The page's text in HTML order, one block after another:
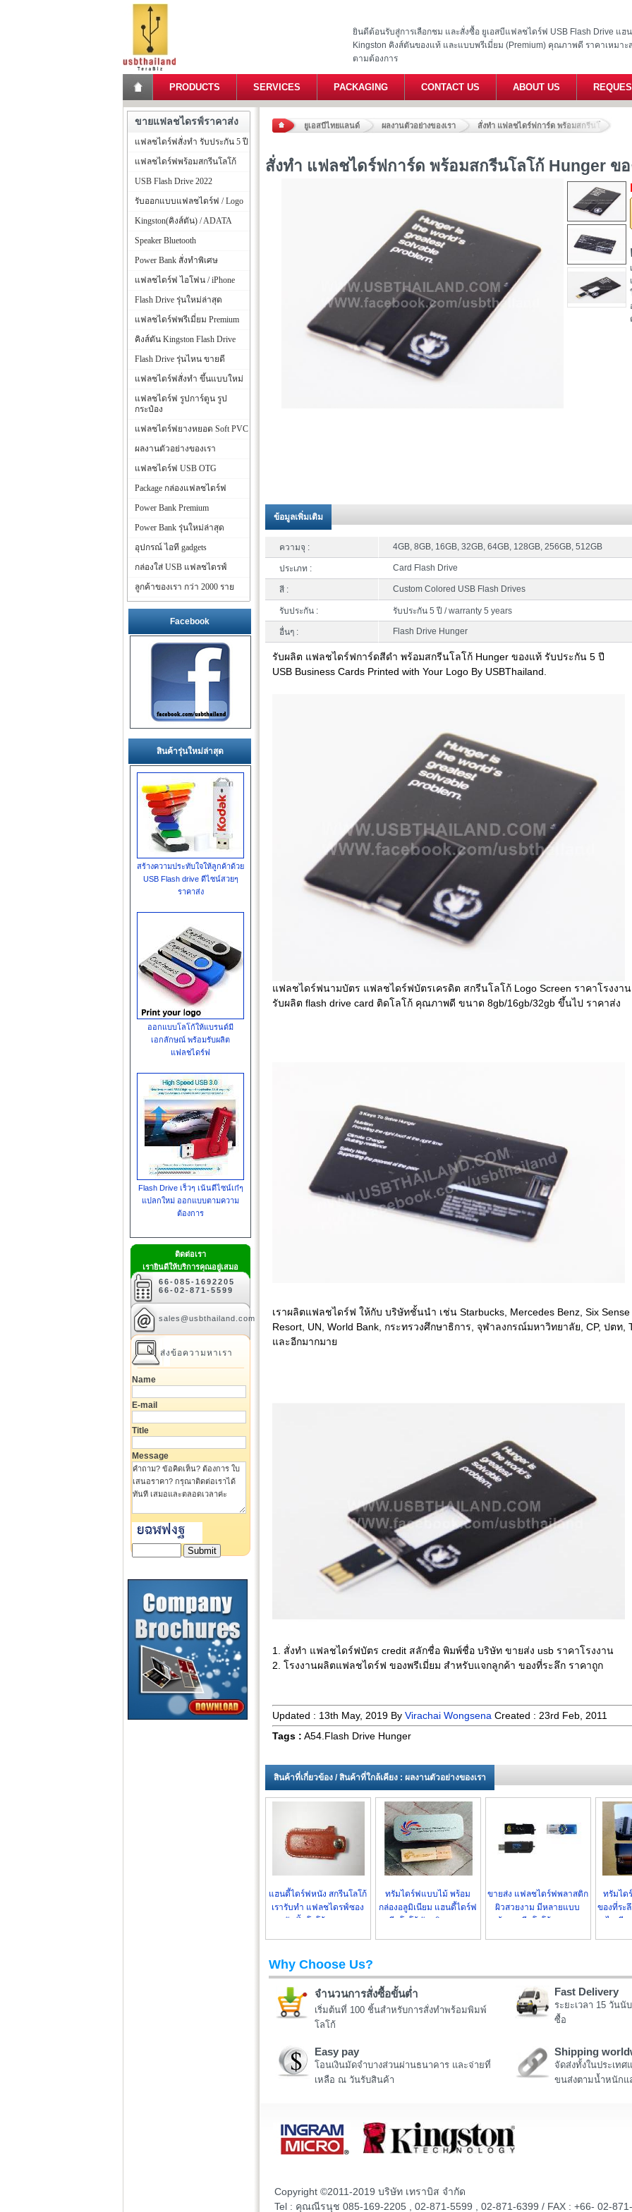
ยินดีต้อนรับสู่การเลือกชม และสั่งซื้อ ยูเอสบีแฟลชไดร์ฟ USB Flash Drive แฮ
Kingston คิงส์ตันของแท้ และแบบพรีเมี่ยม (Premium) คุณภาพดี ราคาเหมา
ตามต้องการ
PRODUCTS SERVICES PACKAGING CONTACT US ABOUT US
ยูเอสบีไทยแลนด์ ผลงานตัวอย่างของเรา สั่งทำ แฟลชไดร์ฟการ์ด พร้อมสกรีนโลโก้
สั่งทำ แฟลชไดร์ฟการ์ด พร้อมสกรีนโลโก้ Hunger ข
ข้อมูลเพิ่มเติม
ความจุ : 4GB, 8GB, 16GB, 32GB, 64GB, 128GB, 256GB, 512GB
ประเภท : Card Flash Drive
สี : Custom Colored USB Flash Drives
รับประกัน : รับประกัน 5 ปี / warranty 5 years
อื่นๆ : Flash Drive Hunger
รับผลิต แฟลชไดร์ฟการ์ดสีดำ พร้อมสกรีนโลโก้ Hunger ของแท้ รับประกัน 5 ปี
USB Business Cards Printed with Your Logo By USBThailand.
แฟลชไดร์ฟนามบัตร แฟลชไดร์ฟบัตรเครดิต สกรีนโลโก้ Logo Screen ราคาโรงงาน
รับผลิต flash drive card ติดโลโก้ คุณภาพดี ขนาด 8gb/16gb/32gb ขึ้นไป ราคาส่ง
เราผลิตแฟลชไดร์ฟ ให้กับ บริษัทชั้นนำ เช่น Starbucks, Mercedes Benz, Six Sense
Resort, UN, World Bank, กระทรวงศึกษาธิการ, จุฬาลงกรณ์มหาวิทยาลัย, CP, ปตท,
และอีกมากมาย
1. สั่งทำ แฟลชไดร์ฟบัตร credit สลักชื่อ พิมพ์ชื่อ บริษัท ขายส่ง usb ราคาโรงงาน
2. โรงงานผลิตแฟลชไดร์ฟ ของพรีเมี่ยม สำหรับแจกลูกค้า ของที่ระลึก ราคาถูก
Updated : 13th May, 2019 By Virachai Wongsena Created : 23rd Feb, 2011
Tags : A54.Flash Drive Hunger
สินค้าที่เกี่ยวข้อง / สินค้าที่ใกล้เคียง : ผลงานตัวอย่างของเรา
แฮนดี้ไดร์ฟหนัง สกรีนโลโก้
เรารับทำ แฟลชไดรฟ์ซอง
หนัง ปั้มโลโก้ ราคาถูก
ทรัมไดร์ฟแบบไม้ พร้อม
กล่องอลูมิเนียม แฮนดี้ไดร์ฟ
สกรีนโลโก้ รับผลิตราคาถูก
ขายส่ง แฟลชไดร์ฟพลาสติก
ผิวสวยงาม มีหลายแบบ
พร้อมสกรีนโลโก้ ราคาถูก
ทรัมได
ของที่ระ
ไอเดีย
Why Choose Us?
จำนวนการสั่งซื้อขั้นต่ำ
เริ่มต้นที่ 100 ชิ้นสำหรับการสั่งทำพร้อมพิมพ์
โลโก้
Fast Delivery
ระยะเวลา 15 วัน
ซื้อ
Easy pay
โอนเงินมัดจำบางส่วนผ่านธนาคาร และจ่ายที่
เหลือ ณ วันรับสินค้า
Shipping
จัดส่งทั้งในประเทศ
ขนส่งตามน้ำหนักแ
Copyright ©2011-2019 บริษัท เทราบิส จำกัด
Tel : คุณณีรนุช 085-169-2205 , 02-871-5599 , 02-871-6399 / FAX : +66- 02-
ขายแฟลชไดรฟ์ราคาส่ง
แฟลชไดร์ฟสั่งทำ รับประกัน 5 ปี
แฟลชไดร์ฟพร้อมสกรีนโลโก้
USB Flash Drive 2022
รับออกแบบแฟลชไดร์ฟ / Logo
Kingston(คิงส์ตัน) / ADATA
Speaker Bluetooth
Power Bank สั่งทำพิเศษ
แฟลชไดร์ฟ ไอโฟน / iPhone
Flash Drive รุ่นใหม่ล่าสุด
แฟลชไดร์ฟพรีเมี่ยม Premium
คิงส์ตัน Kingston Flash Drive
Flash Drive รุ่นไหน ขายดี
แฟลชไดร์ฟสั่งทำ ขึ้นแบบใหม่
แฟลชไดร์ฟ รูปการ์ตูน รูป
กระป๋อง
แฟลชไดร์ฟยางหยอด Soft PVC
ผลงานตัวอย่างของเรา
แฟลชไดร์ฟ USB OTG
Package กล่องแฟลชไดร์ฟ
Power Bank Premium
Power Bank รุ่นใหม่ล่าสุด
อุปกรณ์ ไอที gadgets
กล่องใส่ USB แฟลชไดรฟ์
ลูกค้าของเรา กว่า 2000 ราย
Facebook
สินค้ารุ่นใหม่ล่าสุด
สร้างความประทับใจให้ลูกค้าด้วย
USB Flash drive ดีไซน์สวยๆ
ราคาส่ง
ออกแบบโลโก้ให้แบรนด์มี
เอกลักษณ์ พร้อมรับผลิต
แฟลชไดร์ฟ
Flash Drive เร็วๆ เน้นดีไซน์เก๋ๆ
แปลกใหม่ ออกแบบตามความ
ต้องการ
ติดต่อเรา
เรายินดีให้บริการคุณอยู่เสมอ
66-085-1692205
66-02-871-5599
sales@usbthailand.com
ส่งข้อความหาเรา
Name
E-mail
Title
Message